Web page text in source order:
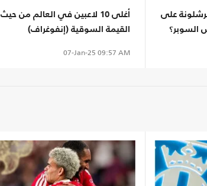
على
السوبر؟
أغلى 10 لاعبين في العالم من حيث
القيمة السوقية (إنفوغراف)
07-Jan-25 09:57 AM